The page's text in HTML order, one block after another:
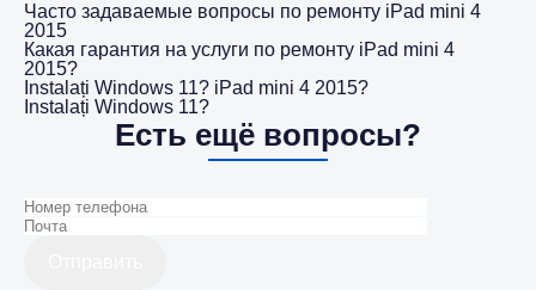
Часто задаваемые вопросы по ремонту iPad mini 4
2015
Какая гарантия на услуги по ремонту iPad mini 4
2015?
Instalați Windows 11? iPad mini 4 2015?
Instalați Windows 11?
Есть ещё вопросы?